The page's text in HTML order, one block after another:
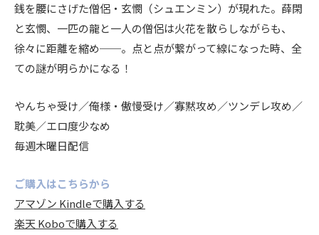
銭を腰にさげた僧侶・玄憫（シュエンミン）が現れた。薛閑
と玄憫、一匹の龍と一人の僧侶は火花を散らしながらも、
徐々に距離を縮め──。点と点が繋がって線になった時、全
ての謎が明らかになる！
やんちゃ受け／俺様・傲慢受け／寡黙攻め／ツンデレ攻め／
耽美／エロ度少なめ
毎週木曜日配信
ご購入はこちらから
アマゾン Kindleで購入する
楽天 Koboで購入する